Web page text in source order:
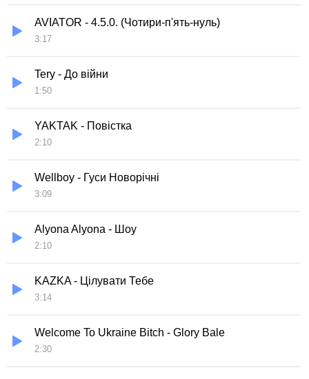
AVIATOR - 4.5.0. (Чотири-п'ять-нуль)
3:17
Tery - До війни
1:50
YAKTAK - Повістка
2:10
Wellboy - Гуси Новорiчнi
3:09
Alyona Alyona - Шоу
2:10
KAZKA - Цілувати Тебе
3:14
Wеlcоmе To Ukraіnе Bitch - Glory Bale
2:30